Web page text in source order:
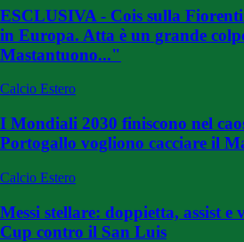
ESCLUSIVA - Cois sulla
in Europa. Atta è un grande
Mastantuono..."
Calcio Estero
I Mondiali 2030 finiscono nel
Portogallo vogliono cacciare il
Calcio Estero
Messi stellare: doppietta, assist
Cup contro il San Luis